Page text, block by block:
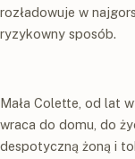
rozładowuje w
ryzykowny sposób.
Mała Colette, od lat
wraca do domu, do
despotyczną żoną i